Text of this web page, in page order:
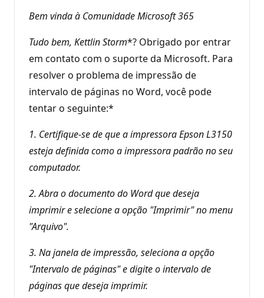
e
r
p
u
t
ç
ã
o
Bem vinda à Comunidade Microsoft 365
Tudo bem, Kettlin Storm*? Obrigado por entrar
em contato com o suporte da Microsoft. Para
resolver o problema de impressão de
intervalo de páginas no Word, você pode
tentar o seguinte:*
1. Certifique-se de que a impressora Epson L3150
esteja definida como a impressora padrão no seu
computador.
2. Abra o documento do Word que deseja
imprimir e selecione a opção "Imprimir" no menu
"Arquivo".
3. Na janela de impressão, seleciona a opção
"Intervalo de páginas" e digite o intervalo de
páginas que deseja imprimir.